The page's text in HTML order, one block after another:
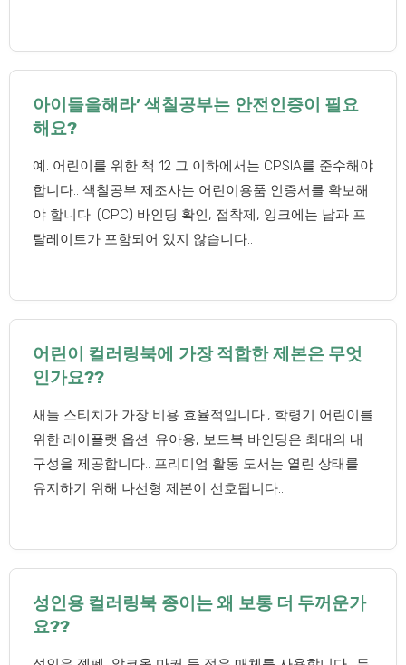
아이들을해라’ 색칠공부는 안전인증이 필요
해요?
예. 어린이를 위한 책 12 그 이하에서는 CPSIA를 준수해야
합니다.. 색칠공부 제조사는 어린이용품 인증서를 확보해
야 합니다. (CPC) 바인딩 확인, 접착제, 잉크에는 납과 프
탈레이트가 포함되어 있지 않습니다..
어린이 컬러링북에 가장 적합한 제본은 무엇
인가요??
새들 스티치가 가장 비용 효율적입니다., 학령기 어린이를
위한 레이플랫 옵션. 유아용, 보드북 바인딩은 최대의 내
구성을 제공합니다.. 프리미엄 활동 도서는 열린 상태를
유지하기 위해 나선형 제본이 선호됩니다..
성인용 컬러링북 종이는 왜 보통 더 두꺼운가
요??